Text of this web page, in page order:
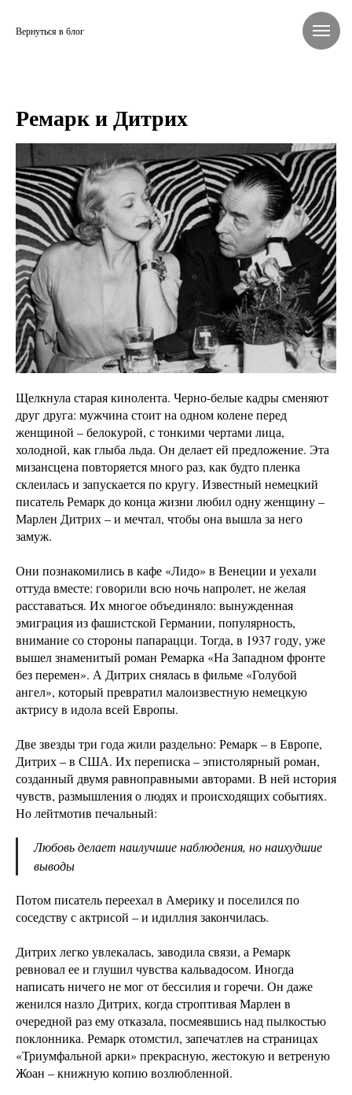
Вернуться в блог
Ремарк и Дитрих
Щелкнула старая кинолента. Черно-белые кадры сменяют
друг друга: мужчина стоит на одном колене перед
женщиной – белокурой, с тонкими чертами лица,
холодной, как глыба льда. Он делает ей предложение. Эта
мизансцена повторяется много раз, как будто пленка
склеилась и запускается по кругу. Известный немецкий
писатель Ремарк до конца жизни любил одну женщину –
Марлен Дитрих – и мечтал, чтобы она вышла за него
замуж.
Они познакомились в кафе «Лидо» в Венеции и уехали
оттуда вместе: говорили всю ночь напролет, не желая
расставаться. Их многое объединяло: вынужденная
эмиграция из фашистской Германии, популярность,
внимание со стороны папарацци. Тогда, в 1937 году, уже
вышел знаменитый роман Ремарка «На Западном фронте
без перемен». А Дитрих снялась в фильме «Голубой
ангел», который превратил малоизвестную немецкую
актрису в идола всей Европы.
Две звезды три года жили раздельно: Ремарк – в Европе,
Дитрих – в США. Их переписка – эпистолярный роман,
созданный двумя равноправными авторами. В ней история
чувств, размышления о людях и происходящих событиях.
Но лейтмотив печальный:
Любовь делает наилучшие наблюдения, но наихудшие
выводы
Потом писатель переехал в Америку и поселился по
соседству с актрисой – и идиллия закончилась.
Дитрих легко увлекалась, заводила связи, а Ремарк
ревновал ее и глушил чувства кальвадосом. Иногда
написать ничего не мог от бессилия и горечи. Он даже
женился назло Дитрих, когда строптивая Марлен в
очередной раз ему отказала, посмеявшись над пылкостью
поклонника. Ремарк отомстил, запечатлев на страницах
«Триумфальной арки» прекрасную, жестокую и ветреную
Жоан – книжную копию возлюбленной.